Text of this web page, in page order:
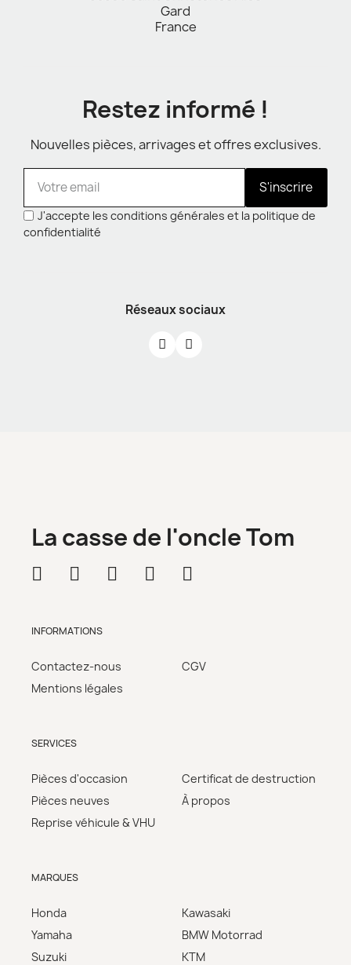
Gard
France
Restez informé !
Nouvelles pièces, arrivages et offres exclusives.
S'inscrire
J'accepte les conditions générales et la politique de
confidentialité
Réseaux sociaux
La casse de l'oncle Tom
INFORMATIONS
Contactez-nous
Mentions légales
CGV
SERVICES
Pièces d'occasion
Pièces neuves
Reprise véhicule & VHU
Certificat de destruction
À propos
MARQUES
Honda
Yamaha
Suzuki
Kawasaki
BMW Motorrad
KTM